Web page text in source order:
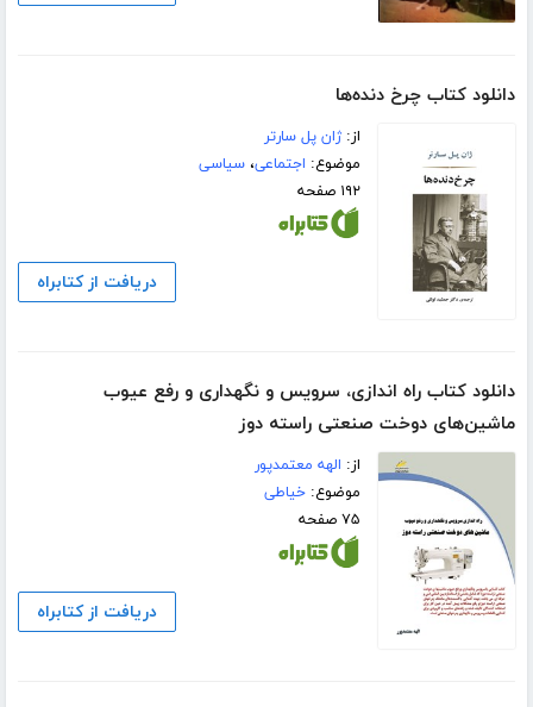
دانلود کتاب چرخ دنده‌ها
از:ژان پل سارتر
موضوع: اجتماعی،سیاسی
۱۹۲ صفحه
دریافت از کتابراه
دانلود کتاب راه اندازی، سرویس و نگهداری و رفع عیوب
ماشین‌های دوخت صنعتی راسته دوز
از: الهه معتمدپور
موضوع:خیاطی
۷۵ صفحه
دریافت از کتابراه